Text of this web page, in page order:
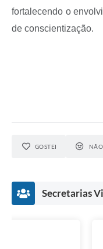
fortalecendo o
de conscientização.
GOSTEI
Secretarias